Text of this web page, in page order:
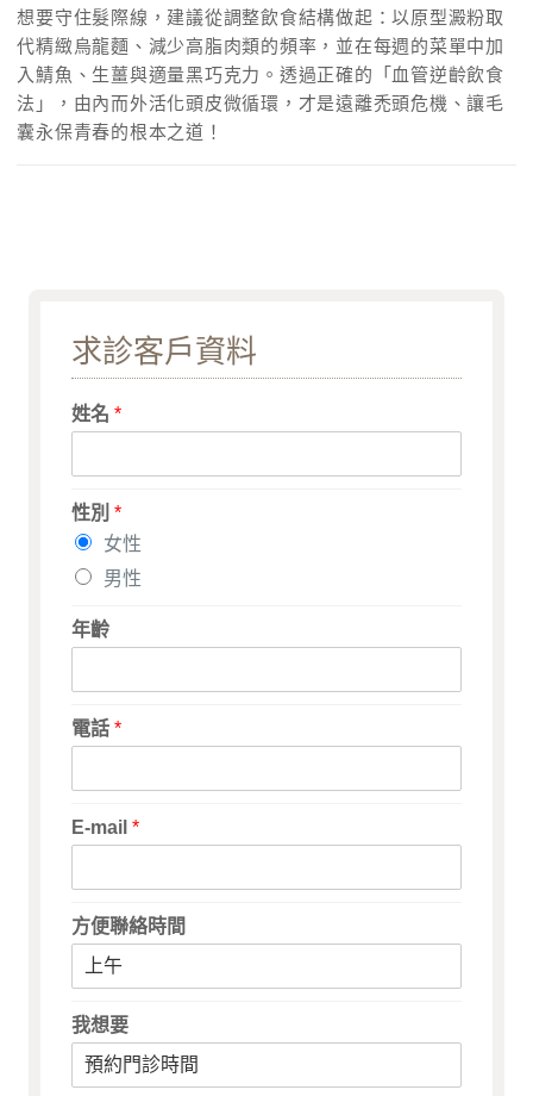
想要守住髮際線，建議從調整飲食結構做起：以原型澱粉取
代精緻烏龍麵、減少高脂肉類的頻率，並在每週的菜單中加
入鯖魚、生薑與適量黑巧克力。透過正確的「血管逆齡飲食
法」，由內而外活化頭皮微循環，才是遠離禿頭危機、讓毛
囊永保青春的根本之道！
求診客戶資料
姓名*
性別*
女性
男性
年齡
電話*
E-mail*
方便聯絡時間
我想要